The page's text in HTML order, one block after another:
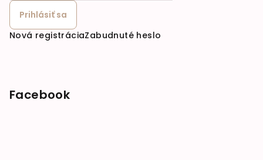
Prihlásiť sa
Nová registráciaZabudnuté heslo
Facebook